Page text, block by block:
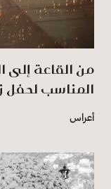
من القاعة إلى
المناسب لحفل
أعراس